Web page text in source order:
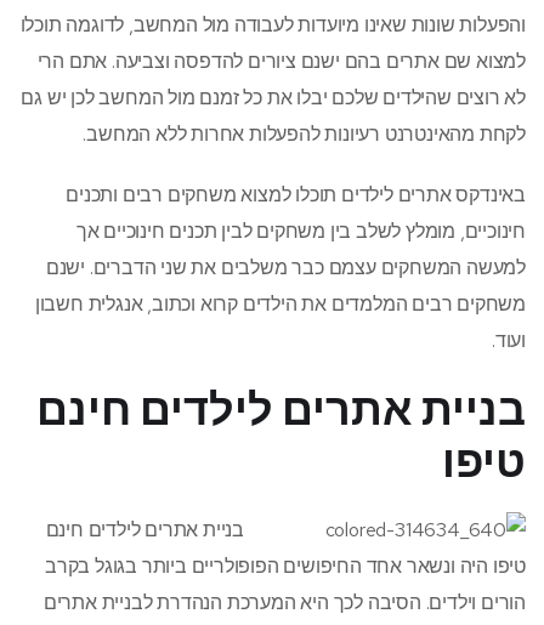
והפעלות שונות שאינו מיועדות לעבודה מול המחשב, לדוגמה תוכלו
למצוא שם אתרים בהם ישנם ציורים להדפסה וצביעה. אתם הרי
לא רוצים שהילדים שלכם יבלו את כל זמנם מול המחשב לכן יש גם
לקחת מהאינטרנט רעיונות להפעלות אחרות ללא המחשב.
באינדקס אתרים לילדים תוכלו למצוא משחקים רבים ותכנים
חינוכיים, מומלץ לשלב בין משחקים לבין תכנים חינוכיים אך
למעשה המשחקים עצמם כבר משלבים את שני הדברים. ישנם
משחקים רבים המלמדים את הילדים קרוא וכתוב, אנגלית חשבון
ועוד.
בניית אתרים לילדים חינם
טיפו
בניית אתרים לילדים חינם
טיפו היה ונשאר אחד החיפושים הפופולריים ביותר בגוגל בקרב
הורים וילדים. הסיבה לכך היא המערכת הנהדרת לבניית אתרים